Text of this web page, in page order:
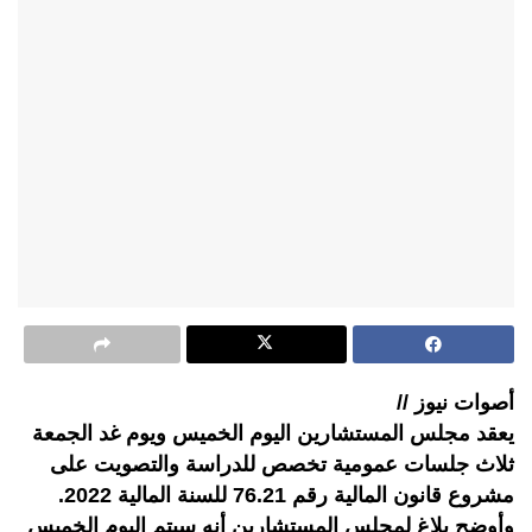
أصوات نيوز //
يعقد مجلس المستشارين اليوم الخميس ويوم غد الجمعة
ثلاث جلسات عمومية تخصص للدراسة والتصويت على
مشروع قانون المالية رقم 76.21 للسنة المالية 2022.
وأوضح بلاغ لمجلس المستشارين أنه سيتم اليوم الخميس